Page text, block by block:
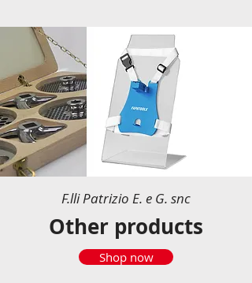
F.lli Patrizio E. e G. snc
Other products
Shop now